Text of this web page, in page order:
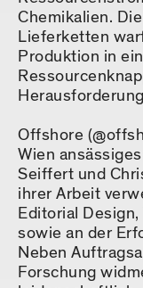
Chemikalien.
Lieferketten
Produktion in
Offshore
Wien
Seiffert und
ihrer Arbeit
Editorial
sowie an der
Neben
Forschung